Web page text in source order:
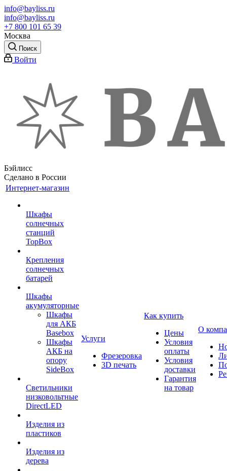
info@bayliss.ru
info@bayliss.ru
+7 800 101 65 39
Москва
Поиск
Войти
Бэйлисс
Сделано в России
Интернет-магазин
Шкафы
солнечных
станций
TopBox
Крепления
солнечных
батарей
Шкафы
акумуляторные
Шкафы
для АКБ
Basebox
Шкафы
АКБ на
опору
SideBox
Светильники
низковольтные
DirectLED
Изделия из
пластиков
Изделия из
дерева
Услуги
Фрезеровка
3D печать
Как купить
Цены
Условия
оплаты
Условия
доставки
Гарантия
на товар
О